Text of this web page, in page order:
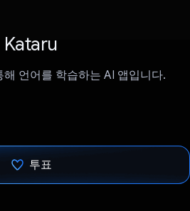
Kataru
언어를 학습하는 AI 앱입니다.
투표